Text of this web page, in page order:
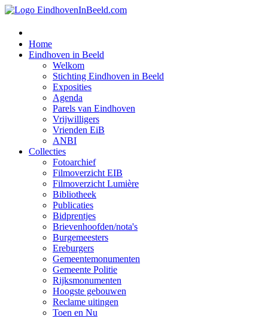
Home
Eindhoven in Beeld
Welkom
Stichting Eindhoven in Beeld
Exposities
Agenda
Parels van Eindhoven
Vrijwilligers
Vrienden EiB
ANBI
Collecties
Fotoarchief
Filmoverzicht EIB
Filmoverzicht Lumière
Bibliotheek
Publicaties
Bidprentjes
Brievenhoofden/nota's
Burgemeesters
Ereburgers
Gemeentemonumenten
Gemeente Politie
Rijksmonumenten
Hoogste gebouwen
Reclame uitingen
Toen en Nu